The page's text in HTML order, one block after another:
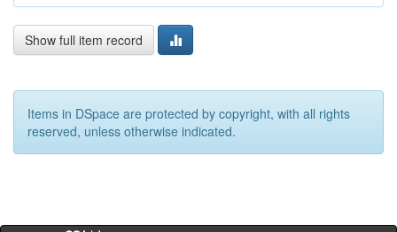
Show full item record
Items in DSpace are protected by copyright, with all rights
reserved, unless otherwise indicated.